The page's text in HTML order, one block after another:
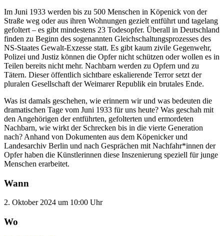
Im Juni 1933 werden bis zu 500 Menschen in Köpenick von der
Straße weg oder aus ihren Wohnungen gezielt entführt und tagelang
gefoltert – es gibt mindestens 23 Todesopfer. Überall in Deutschland
finden zu Beginn des sogenannten Gleichschaltungsprozesses des
NS-Staates Gewalt-Exzesse statt. Es gibt kaum zivile Gegenwehr,
Polizei und Justiz können die Opfer nicht schützen oder wollen es in
Teilen bereits nicht mehr. Nachbarn werden zu Opfern und zu
Tätern. Dieser öffentlich sichtbare eskalierende Terror setzt der
pluralen Gesellschaft der Weimarer Republik ein brutales Ende.
Was ist damals geschehen, wie erinnern wir und was bedeuten die
dramatischen Tage vom Juni 1933 für uns heute? Was geschah mit
den Angehörigen der entführten, gefolterten und ermordeten
Nachbarn, wie wirkt der Schrecken bis in die vierte Generation
nach? Anhand von Dokumenten aus dem Köpenicker und
Landesarchiv Berlin und nach Gesprächen mit Nachfahr*innen der
Opfer haben die Künstlerinnen diese Inszenierung speziell für junge
Menschen erarbeitet.
Wann
2. Oktober 2024 um 10:00 Uhr
Wo